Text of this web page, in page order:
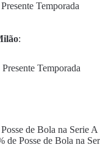
Temporada
:
Temporada
de Bola na Serie
de Posse de Bola na